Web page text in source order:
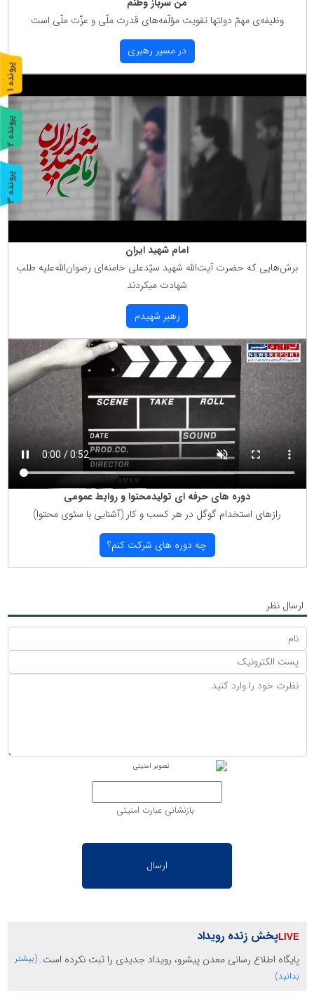
وظیفه‌ی مهمّ دولتها تقویت مؤلّفه‌های قدرت ملّی و عزّت ملّی است
در مسیر رهبری
امام شهید ایران
برش‌هایی كه حضرت آیت‌الله شهید سیّدعلی خامنه‌ای رضوان‌الله‌علیه طلب
شهادت میكردند
رهبر شهیدم
دوره های حرفه ای تولیدمحتوا و روابط عمومی
رازهای استخدام گوگل در هر كسب و كار (آشنایی با سئوی محتوا)
چه دوره های شركت كنم؟
ارسال نظر
بازنشانی عبارت امنیتی
پخش زنده رویداد
پایگاه اطلاع رسانی معدن پیشرو، رویداد جدیدی را ثبت نکرده است. (بیشتر
بدانید)
پ
ر
و
ن
د
ه
1
پ
ر
و
ن
د
ه
2
پ
ر
و
ن
د
ه
3